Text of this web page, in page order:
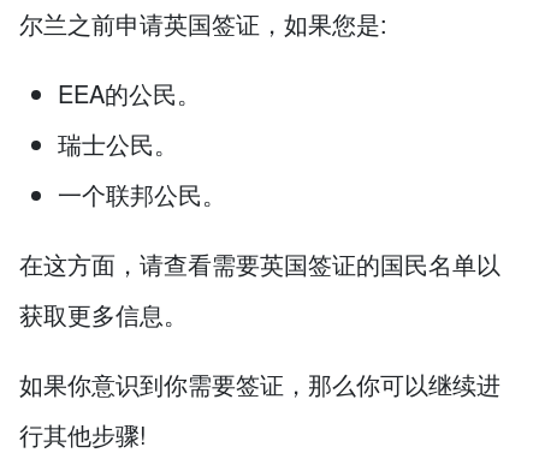
尔兰之前申请英国签证，如果您是:
EEA的公民。
瑞士公民。
一个联邦公民。
在这方面，请查看需要英国签证的国民名单以
获取更多信息。
如果你意识到你需要签证，那么你可以继续进
行其他步骤!